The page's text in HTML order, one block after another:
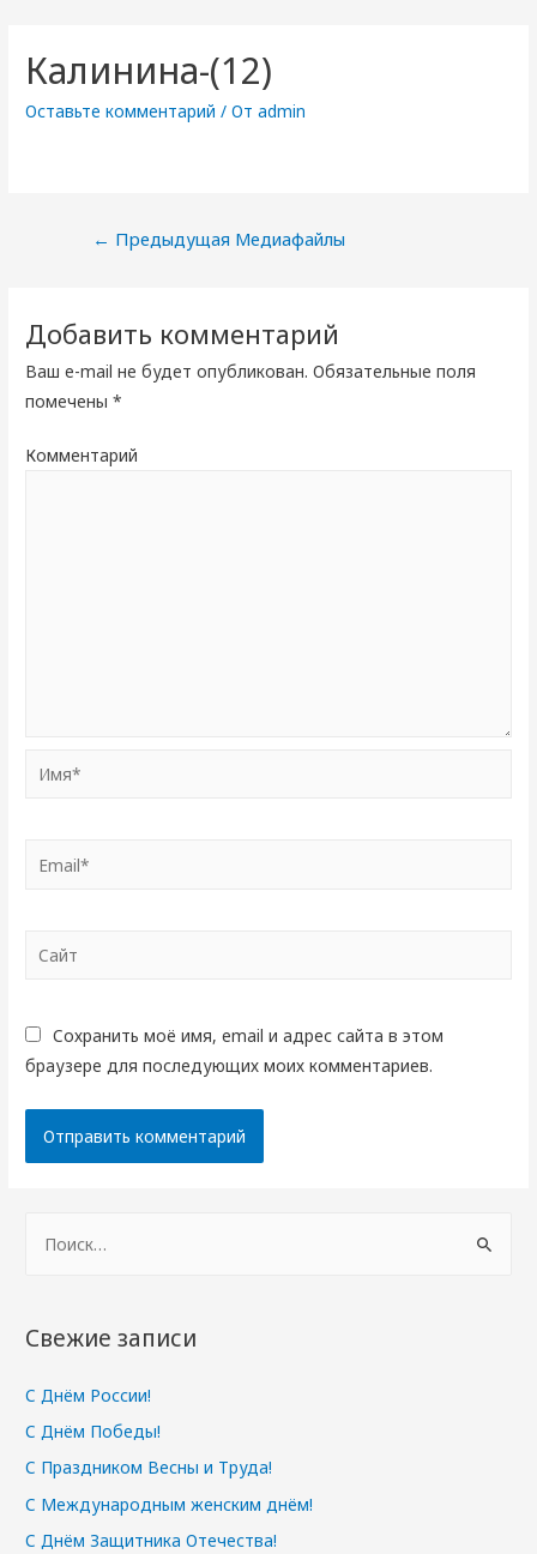
Калинина-(12)
Оставьте комментарий / От admin
Навигация
записям
← Предыдущая Медиафайлы
Добавить комментарий
Ваш e-mail не будет опубликован. Обязательные поля
помечены*
Комментарий
Имя*
Email*
Сайт
Сохранить моё имя, email и адрес сайта в этом
браузере для последующих моих комментариев.
т
:
Свежие записи
С Днём России!
С Днём Победы!
С Праздником Весны и Труда!
С Международным женским днём!
С Днём Защитника Отечества!